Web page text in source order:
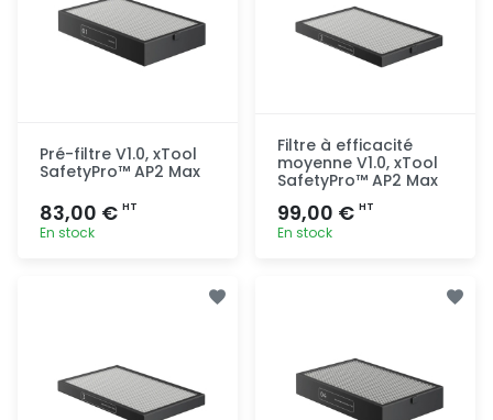
Pré-filtre V1.0, xTool
SafetyPro™ AP2 Max
83,00 € HT
En stock
Filtre à efficacité
moyenne V1.0, xTool
SafetyPro™ AP2 Max
99,00 € HT
En stock